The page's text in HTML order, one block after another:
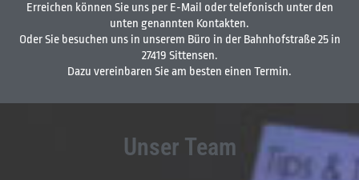
Erreichen können Sie uns per E-Mail oder telefonisch unter den
unten genannten Kontakten.
Oder Sie besuchen uns in unserem Büro in der Bahnhofstraße 25 in
27419 Sittensen.
Dazu vereinbaren Sie am besten einen Termin.
Unser Team